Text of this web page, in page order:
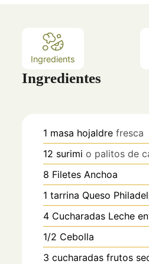
Ingredients
Ingredientes
1 masa hojaldre fresca
12 surimi o palitos de
8 Filetes Anchoa
1 tarrina Queso
4 Cucharadas Leche
1/2 Cebolla
3 cucharadas frutos